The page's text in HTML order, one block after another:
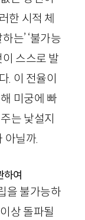
한 시적 체
는’ ‘불가능
이 스스로 발
. 이 전율이
미궁에 빠
는 낯설지
아닐까.
하여
을 불가능하
상 돌파될